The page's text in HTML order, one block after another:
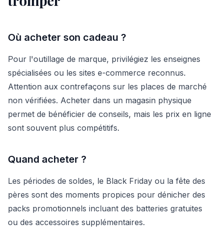
Où acheter son cadeau ?
Pour l'outillage de marque, privilégiez les enseignes
spécialisées ou les sites e-commerce reconnus.
Attention aux contrefaçons sur les places de marché
non vérifiées. Acheter dans un magasin physique
permet de bénéficier de conseils, mais les prix en ligne
sont souvent plus compétitifs.
Quand acheter ?
Les périodes de soldes, le Black Friday ou la fête des
pères sont des moments propices pour dénicher des
packs promotionnels incluant des batteries gratuites
ou des accessoires supplémentaires.